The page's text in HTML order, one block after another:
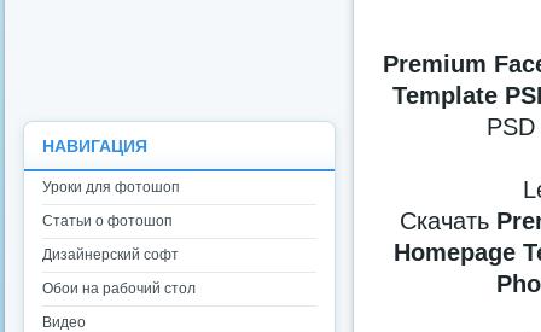
Premium
Template
Скачать
Homepage
НАВИГАЦИЯ
Уроки для фотошоп
Статьи о фотошоп
Дизайнерский софт
Обои на рабочий стол
Видео